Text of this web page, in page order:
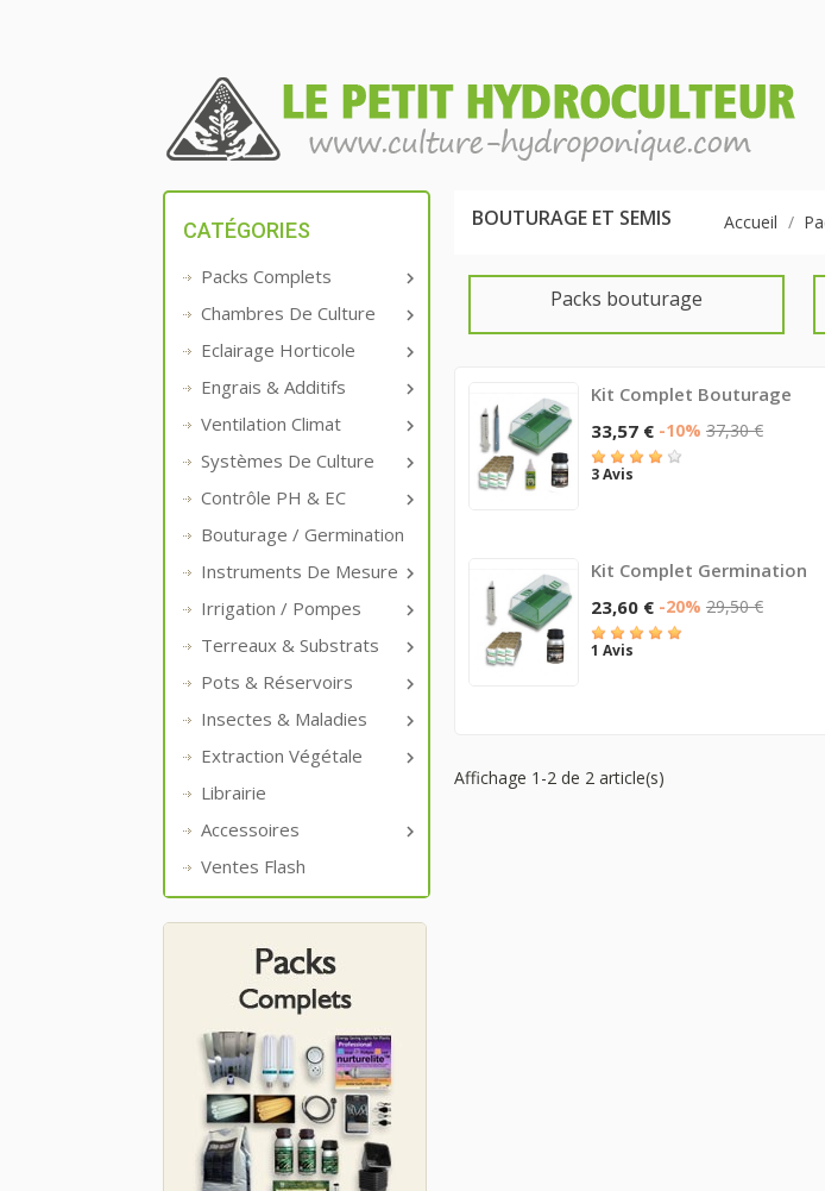
CATÉGORIES

Packs Complets

Chambres De Culture

Eclairage Horticole

Engrais & Additifs

Ventilation Climat

Systèmes De Culture

Contrôle PH & EC
Bouturage / Germination

Instruments De Mesure

Irrigation / Pompes

Terreaux & Substrats

Pots & Réservoirs

Insectes & Maladies

Extraction Végétale
Librairie

Accessoires
Ventes Flash
BOUTURAGE ET SEMIS Accueil
Packs bouturage
Kit Complet Bouturage
33,57 € -10% 37,30 €
3 Avis
Kit Complet Germination
23,60 € -20% 29,50 €
1 Avis
Affichage 1-2 de 2 article(s)